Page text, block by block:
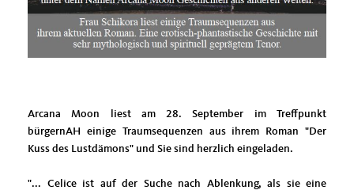
Arcana Moon liest am 28. September im Treffpunkt
bürgernAH einige Traumsequenzen aus ihrem Roman "Der
Kuss des Lustdämons" und Sie sind herzlich eingeladen.
"... Celice ist auf der Suche nach Ablenkung, als sie eine